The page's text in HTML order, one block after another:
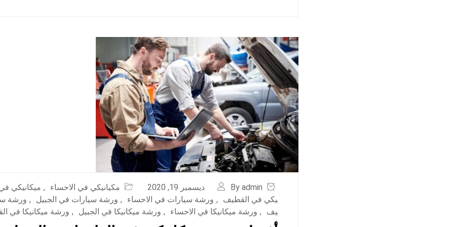
By admin ديسمبر 19, 2020 مكيانيكي في الاحساء , ميكانيكي
يكي في القطيف
, ورشة سيارات في الاحساء , ورشة سيارات في الجبيل , ورشة
يف
, ورشة ميكانيكا في الاحساء , ورشة ميكانيكا في الجبيل , ورشة ميكانيكا في